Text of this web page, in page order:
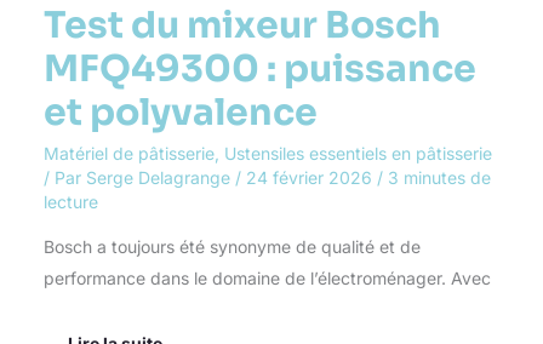
Test du mixeur Bosch
MFQ49300 : puissance
et polyvalence
Matériel de pâtisserie, Ustensiles essentiels en pâtisserie
/ Par Serge Delagrange / 24 février 2026 / 3 minutes de
lecture
Bosch a toujours été synonyme de qualité et de
performance dans le domaine de l’électroménager. Avec